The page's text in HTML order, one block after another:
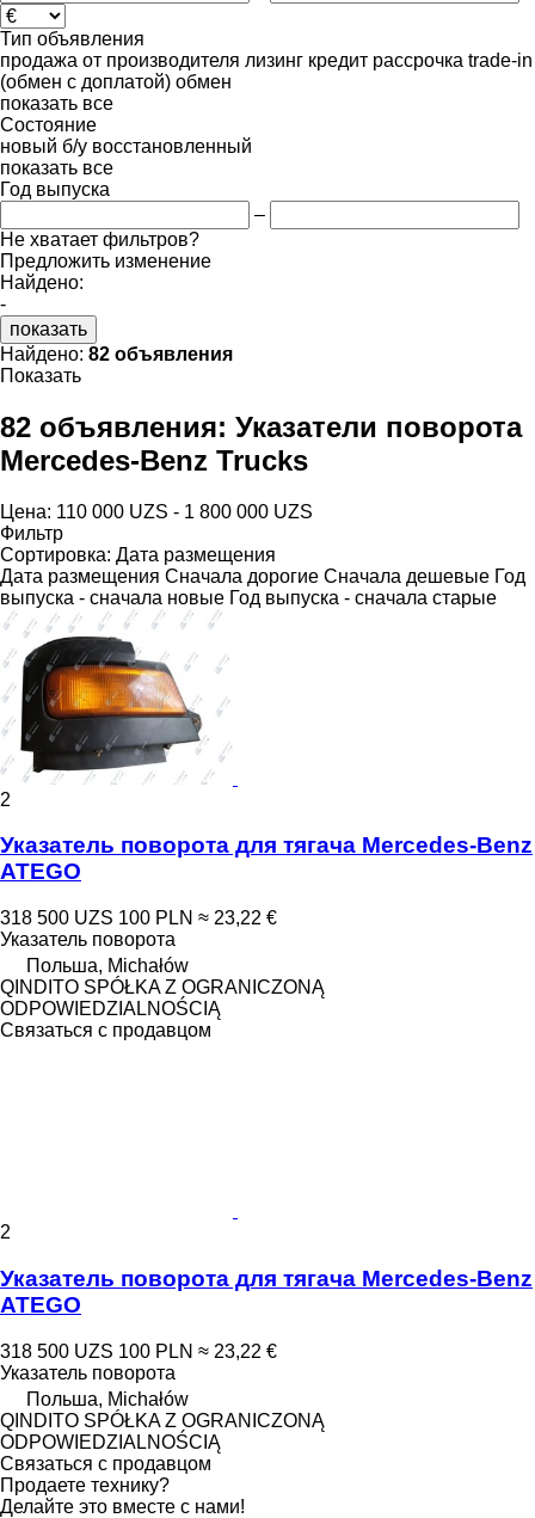
Тип объявления
продажа от производителя лизинг кредит рассрочка trade-in
(обмен с доплатой) обмен
показать все
Состояние
новый б/у восстановленный
показать все
Год выпуска
–
Не хватает фильтров?
Предложить изменение
Найдено:
-
показать
Найдено: 82 объявления
Показать
82 объявления: Указатели поворота
Mercedes-Benz Trucks
Цена: 110 000 UZS - 1 800 000 UZS
Фильтр
Сортировка: Дата размещения
Дата размещения Сначала дорогие Сначала дешевые Год
выпуска - сначала новые Год выпуска - сначала старые
2
Указатель поворота для тягача Mercedes-Benz
ATEGO
318 500 UZS 100 PLN ≈ 23,22 €
Указатель поворота
Польша, Michałów
QINDITO SPÓŁKA Z OGRANICZONĄ
ODPOWIEDZIALNOŚCIĄ
Связаться с продавцом
2
Указатель поворота для тягача Mercedes-Benz
ATEGO
318 500 UZS 100 PLN ≈ 23,22 €
Указатель поворота
Польша, Michałów
QINDITO SPÓŁKA Z OGRANICZONĄ
ODPOWIEDZIALNOŚCIĄ
Связаться с продавцом
Продаете технику?
Делайте это вместе с нами!